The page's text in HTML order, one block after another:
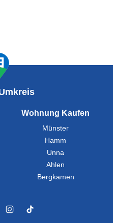
Wohnung Kaufen
Münster
Hamm
Unna
Ahlen
Bergkamen